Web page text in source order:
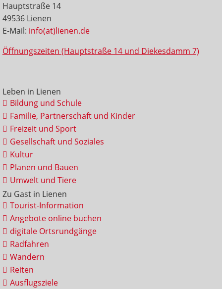
Hauptstraße 14
49536 Lienen
E-Mail: info(at)lienen.de
Öffnungszeiten (Hauptstraße 14 und Diekesdamm 7)
Leben in Lienen
Bildung und Schule
Familie, Partnerschaft und Kinder
Freizeit und Sport
Gesellschaft und Soziales
Kultur
Planen und Bauen
Umwelt und Tiere
Zu Gast in Lienen
Tourist-Information
Angebote online buchen
digitale Ortsrundgänge
Radfahren
Wandern
Reiten
Ausflugsziele